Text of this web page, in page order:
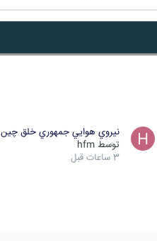
نيروي هوايي جمهوري خلق چين
توسط hfm
3 ساعات قبل